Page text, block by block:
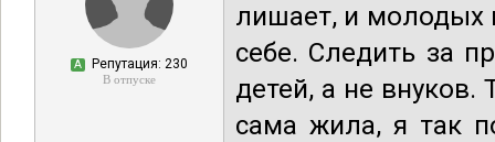
А Репутация: 230
В отпуске
лишает, и молодых
себе. Следить за
детей, а не внуков.
сама жила, я так